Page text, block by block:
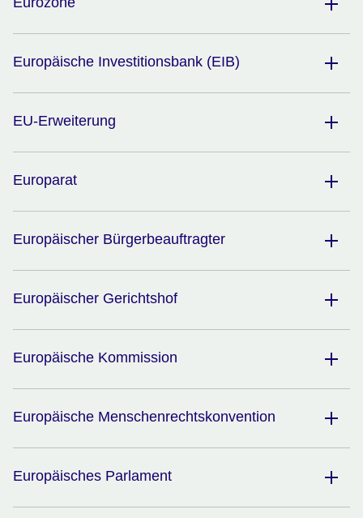
Europäische Investitionsbank (EIB)
EU-Erweiterung
Europarat
Europäischer Bürgerbeauftragter
Europäischer Gerichtshof
Europäische Kommission
Europäische Menschenrechtskonvention
Europäisches Parlament